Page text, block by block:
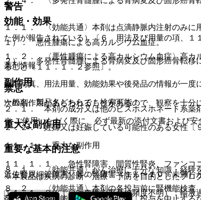
警告
１．１． 〈効能共通〉本剤は点滴静脈内注射のみに
た例が報告されている）〔６．用法及び用量の項、１
１．２． 〈悪性腫瘍による高カルシウム血症〉高カ
ること〔１１．１．２参照〕。
禁忌
２．１． 本剤の成分又は他のビスホスホネート系薬
２．２． 妊婦又は妊娠している可能性のある女性〔
重要な基本的注意
８．１． 〈効能共通〉がん治療に十分な知識・経験
８．２． 〈効能共通〉本剤の各投与前に腎機能検査
効能・効果
１）． 悪性腫瘍による高カルシウム血症。
２）． 多発性骨髄腫による骨病変及び固形癌骨転移
副作用
次の副作用があらわれることがあるので、観察を十分
重大な副作用
１１．１． 重大な副作用
１１．１．１． 急性腎障害、間質性腎炎、ファンコ
近位腎尿細管障害）等の腎障害（１％〜１０％未満）
１１．１．２． うっ血性心不全（頻度不明）：輸液
薬剤情報
薬剤写真、用法用量、効能効果や後発品の情報が一度
一般名、製品名どちらでも検索可能！
※ ご使用いただく際に、必ず最新の添付文書および安
※本製品は疾病の診断・治療・予防を目的としたプロ